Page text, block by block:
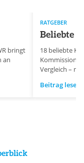
bringt
an
RATGEBER
Beliebte
18 beliebte
Vergleich –
Beitrag lesen